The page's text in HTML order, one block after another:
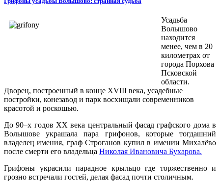
Усадьба
Волышово
находится
менее, чем в 20
километрах от
города Порхова
Псковской
области.
Дворец, построенный в конце XVIII века, усадебные
постройки, конезавод и парк восхищали современников
красотой и роскошью.
До 90–х годов XX века центральный фасад графского дома в
Волышове украшала пара грифонов, которые тогдашний
владелец имения, граф Строганов купил в имении Михалёво
после смерти его владельца Николая Ивановича Бухарова.
Грифоны украсили парадное крыльцо где торжественно и
грозно встречали гостей, делая фасад почти столичным.